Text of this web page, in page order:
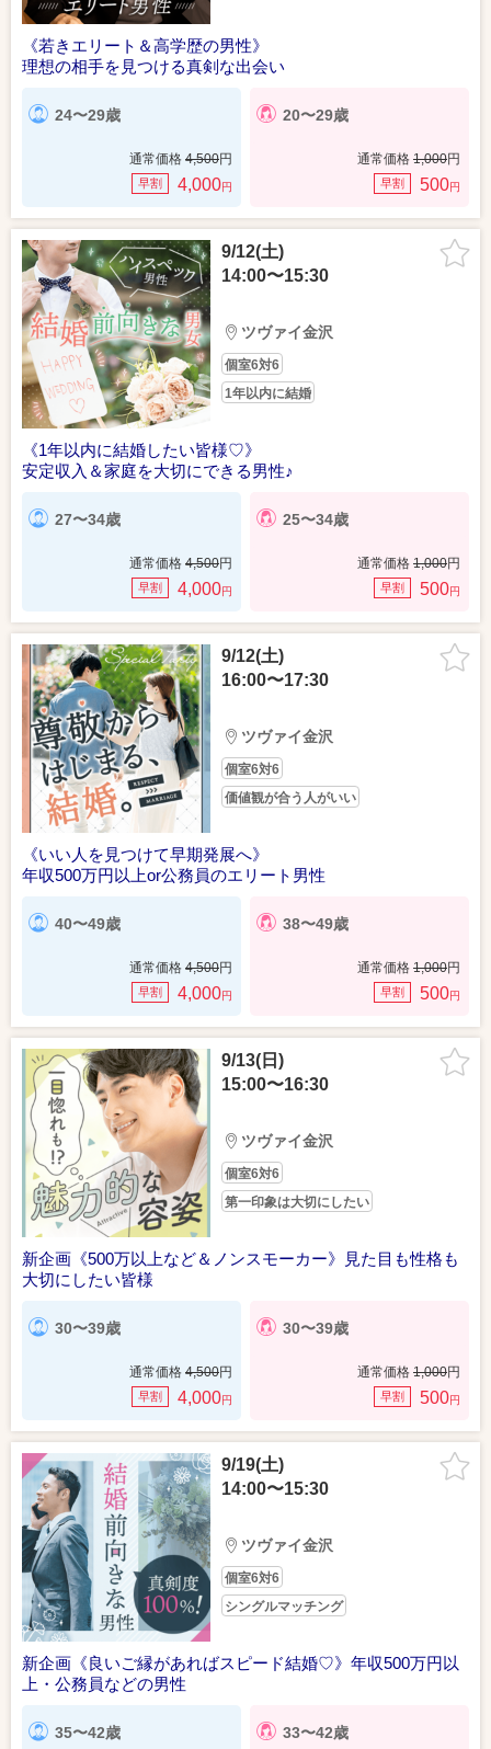
《若きエリート＆高学歴の男性》
理想の相手を見つける真剣な出会い
24〜29歳
通常価格 4,500円
早割 4,000円
20〜29歳
通常価格 1,000円
早割 500円
9/12(土)
14:00〜15:30
ツヴァイ金沢
個室6対6
1年以内に結婚
《1年以内に結婚したい皆様♡》
安定収入＆家庭を大切にできる男性♪
27〜34歳
通常価格 4,500円
早割 4,000円
25〜34歳
通常価格 1,000円
早割 500円
9/12(土)
16:00〜17:30
ツヴァイ金沢
個室6対6
価値観が合う人がいい
《いい人を見つけて早期発展へ》
年収500万円以上or公務員のエリート男性
40〜49歳
通常価格 4,500円
早割 4,000円
38〜49歳
通常価格 1,000円
早割 500円
9/13(日)
15:00〜16:30
ツヴァイ金沢
個室6対6
第一印象は大切にしたい
新企画《500万以上など＆ノンスモーカー》見た目も性格も
大切にしたい皆様
30〜39歳
通常価格 4,500円
早割 4,000円
30〜39歳
通常価格 1,000円
早割 500円
9/19(土)
14:00〜15:30
ツヴァイ金沢
個室6対6
シングルマッチング
新企画《良いご縁があればスピード結婚♡》年収500万円以
上・公務員などの男性
35〜42歳 33〜42歳